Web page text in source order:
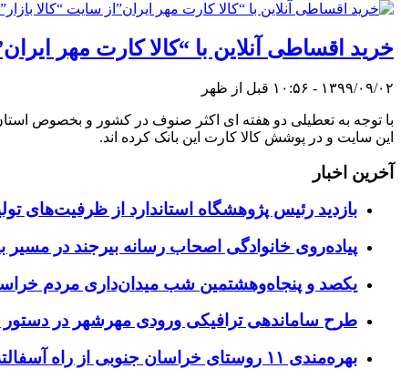
خرید اقساطی آنلاین با “کالا کارت مهر
۱۳۹۹/۰۹/۰۲ - ۱۰:۵۶ قبل از ظهر
با توجه به تعطیلی دو هفته ای اکثر صنوف در کشور و بخصوص
این سایت و در پوشش کالا کارت این بانک کرده اند.
آخرین اخبار
بازدید رئیس پژوهشگاه استاندارد از ظرفیت‌های
پیاده‌روی خانوادگی اصحاب رسانه بیرجند در مسیر
یکصد و پنجاه‌وهشتمین شب میدان‌داری مردم
طرح ساماندهی ترافیکی ورودی مهرشهر در دستور
بهره‌مندی ۱۱ روستای خراسان جنوبی از راه آسفالته در چهار ماهه نخست سال ۱۴۰۵